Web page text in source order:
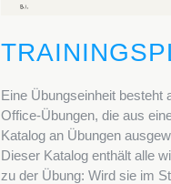
Eine Übungseinheit besteht
Office-Übungen, die aus
Katalog an Übungen
Dieser Katalog enthält alle
zu der Übung: Wird sie im